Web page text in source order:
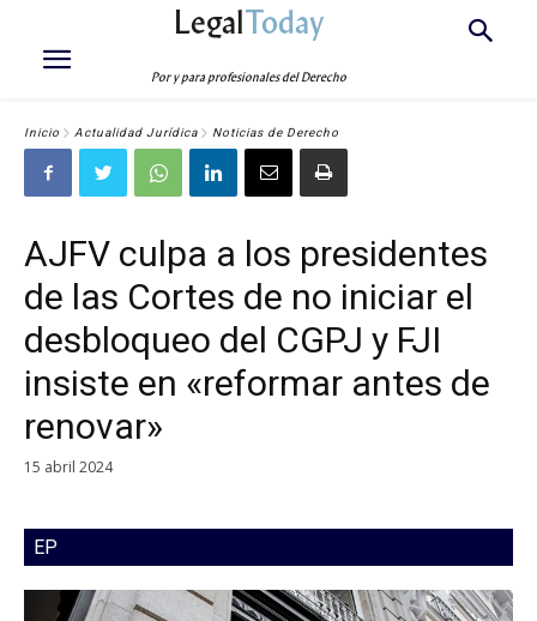
LegalToday
Por y para profesionales del Derecho
Inicio Actualidad Jurídica Noticias de Derecho
AJFV culpa a los presidentes
de las Cortes de no iniciar el
desbloqueo del CGPJ y FJI
insiste en «reformar antes de
renovar»
15 abril 2024
EP